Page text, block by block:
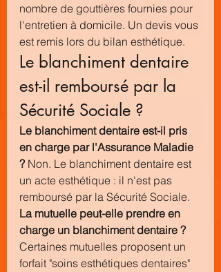
nombre de gouttières fournies pour
l'entretien à domicile. Un devis vous
est remis lors du bilan esthétique.
Le blanchiment dentaire
est-il remboursé par la
Sécurité Sociale ?
Le blanchiment dentaire est-il pris
en charge par l'Assurance Maladie
? Non. Le blanchiment dentaire est
un acte esthétique : il n'est pas
remboursé par la Sécurité Sociale.
La mutuelle peut-elle prendre en
charge un blanchiment dentaire ?
Certaines mutuelles proposent un
forfait "soins esthétiques dentaires"